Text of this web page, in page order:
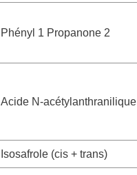
Phényl 1 Propanone 2
Acide N-acétylanthranilique
Isosafrole (cis + trans)